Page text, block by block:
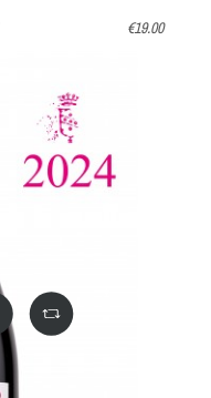
€19.00